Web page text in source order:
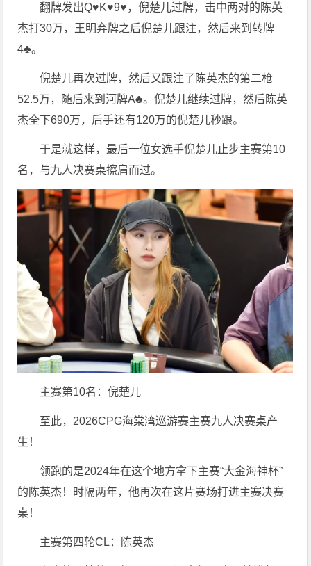
翻牌发出Q♥️K♥️9♥️，倪楚儿过牌，击中两对的陈英
杰打30万，王明弃牌之后倪楚儿跟注，然后来到转牌
4♣️。
倪楚儿再次过牌，然后又跟注了陈英杰的第二枪
52.5万，随后来到河牌A♣️。倪楚儿继续过牌，然后陈英
杰全下690万，后手还有120万的倪楚儿秒跟。
于是就这样，最后一位女选手倪楚儿止步主赛第10
名，与九人决赛桌擦肩而过。
主赛第10名：倪楚儿
至此，2026CPG海棠湾巡游赛主赛九人决赛桌产
生！
领跑的是2024年在这个地方拿下主赛“大金海神杯”
的陈英杰！时隔两年，他再次在这片赛场打进主赛决赛
桌！
主赛第四轮CL：陈英杰